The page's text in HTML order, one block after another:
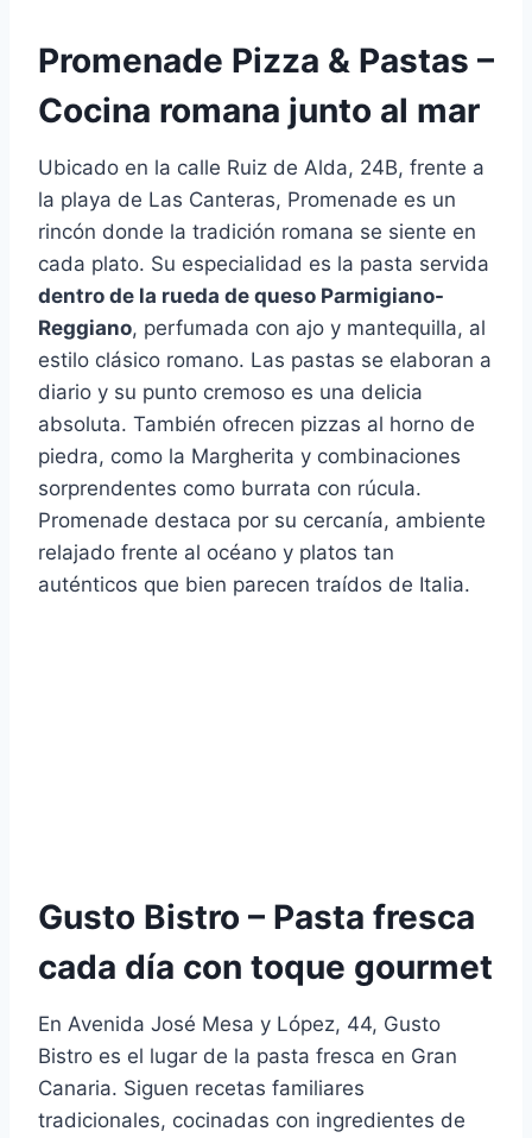
Promenade Pizza & Pastas –
Cocina romana junto al mar
Ubicado en la calle Ruiz de Alda, 24B, frente a
la playa de Las Canteras, Promenade es un
rincón donde la tradición romana se siente en
cada plato. Su especialidad es la pasta servida
dentro de la rueda de queso Parmigiano-
Reggiano, perfumada con ajo y mantequilla, al
estilo clásico romano. Las pastas se elaboran a
diario y su punto cremoso es una delicia
absoluta. También ofrecen pizzas al horno de
piedra, como la Margherita y combinaciones
sorprendentes como burrata con rúcula.
Promenade destaca por su cercanía, ambiente
relajado frente al océano y platos tan
auténticos que bien parecen traídos de Italia.
Gusto Bistro – Pasta fresca
cada día con toque gourmet
En Avenida José Mesa y López, 44, Gusto
Bistro es el lugar de la pasta fresca en Gran
Canaria. Siguen recetas familiares
tradicionales, cocinadas con ingredientes de